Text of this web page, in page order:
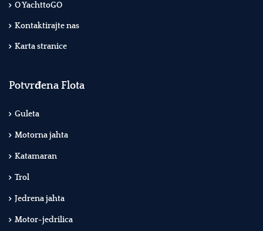
O YachttoGO
Kontaktirajte nas
Karta stranice
Potvrđena Flota
Guleta
Motorna jahta
Katamaran
Trol
Jedrena jahta
Motor-jedrilica